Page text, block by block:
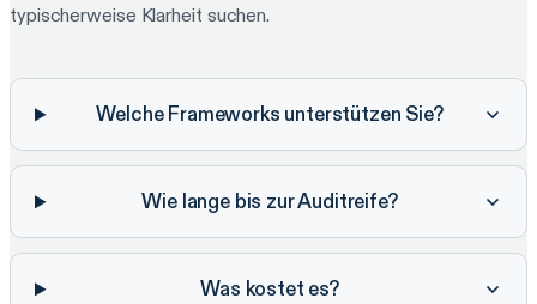
typischerweise Klarheit suchen.
Welche Frameworks unterstützen Sie?
Wie lange bis zur Auditreife?
Was kostet es?